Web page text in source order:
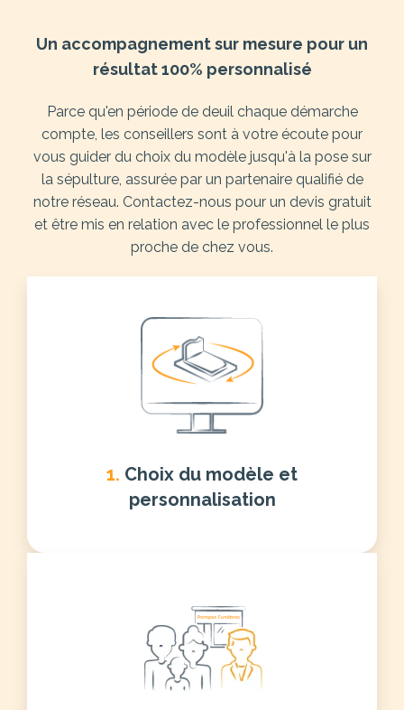
Un accompagnement sur mesure pour un
résultat 100% personnalisé
Parce qu'en période de deuil chaque démarche
compte, les conseillers sont à votre écoute pour
vous guider du choix du modèle jusqu'à la pose sur
la sépulture, assurée par un partenaire qualifié de
notre réseau. Contactez-nous pour un devis gratuit
et être mis en relation avec le professionnel le plus
proche de chez vous.
1. Choix du modèle et
personnalisation